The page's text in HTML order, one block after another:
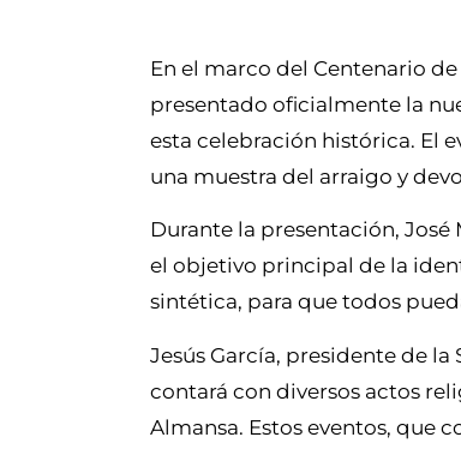
En el marco del Centenario
presentado oficialmente la
esta celebración histórica. El
una muestra del arraigo y
Durante la presentación,
el objetivo principal de la
sintética, para que todos
Jesús García, presidente de
contará con diversos actos
Almansa. Estos eventos, que